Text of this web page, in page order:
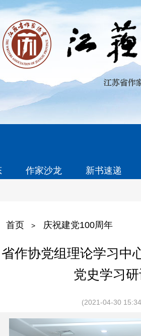
作家沙龙 新书速递
首页 > 庆祝建党100周年
省作协党组理论学习中
党史学习
(2021-04-30